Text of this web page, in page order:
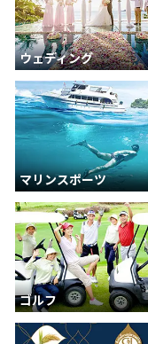
ウェディング
マリンスポーツ
ゴルフ